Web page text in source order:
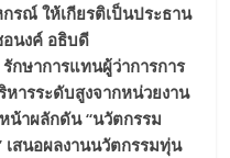
รณ์ ให้เกียรติเป็นประธาน
นงค์ อธิบดี
กษาการแทนผู้ว่าการการ
ารระดับสูงจากหน่วยงาน
น้าผลักดัน “นวัตกรรม
เสนอผลงานนวัตกรรมทุ่น